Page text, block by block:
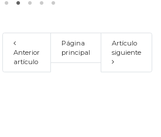
Anterior
artículo
Página
principal
Artículo
siguiente